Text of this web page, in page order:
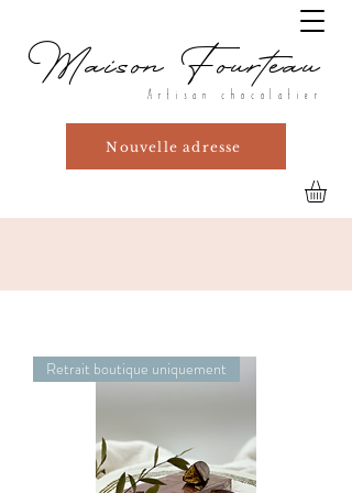
Maison Fourteau
Artisan chocolatier
Nouvelle adresse
Retrait boutique uniquement